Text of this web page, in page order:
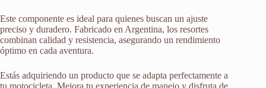
Este componente es ideal para quienes buscan un ajuste
preciso y duradero. Fabricado en Argentina, los resortes
combinan calidad y resistencia, asegurando un rendimiento
óptimo en cada aventura.
Estás adquiriendo un producto que se adapta perfectamente a